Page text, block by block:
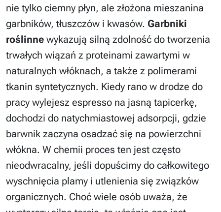
nie tylko ciemny płyn, ale złożona mieszanina
garbników, tłuszczów i kwasów. Garbniki
roślinne wykazują silną zdolność do tworzenia
trwałych wiązań z proteinami zawartymi w
naturalnych włóknach, a także z polimerami
tkanin syntetycznych. Kiedy rano w drodze do
pracy wylejesz espresso na jasną tapicerkę,
dochodzi do natychmiastowej adsorpcji, gdzie
barwnik zaczyna osadzać się na powierzchni
włókna. W chemii proces ten jest często
nieodwracalny, jeśli dopuścimy do całkowitego
wyschnięcia plamy i utlenienia się związków
organicznych. Choć wiele osób uważa, że